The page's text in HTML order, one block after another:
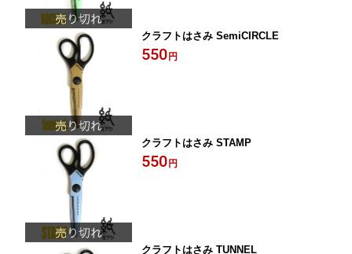
クラフトはさみ SemiCIRCLE
550 円
クラフトはさみ STAMP
550 円
クラフトはさみ TUNNEL